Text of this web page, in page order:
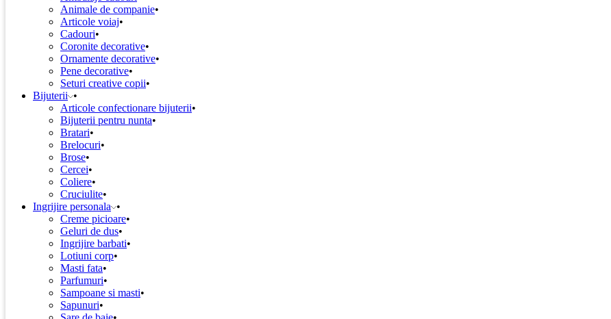
Animale de companie
Articole voiaj
Cadouri
Coronite decorative
Ornamente decorative
Pene decorative
Seturi creative copii
Bijuterii
Articole confectionare bijuterii
Bijuterii pentru nunta
Bratari
Brelocuri
Brose
Cercei
Coliere
Cruciulite
Ingrijire personala
Creme picioare
Geluri de dus
Ingrijire barbati
Lotiuni corp
Masti fata
Parfumuri
Sampoane si masti
Sapunuri